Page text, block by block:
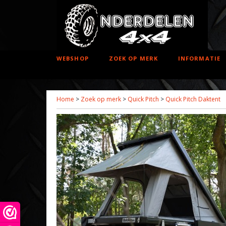
WEBSHOP ZOEK OP MERK INFORMATIE
Home > Zoek op merk > Quick Pitch > Quick Pitch Daktent